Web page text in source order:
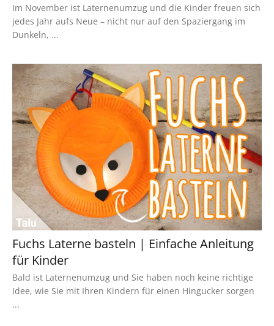
Im November ist Laternenumzug und die Kinder freuen sich
jedes Jahr aufs Neue – nicht nur auf den Spaziergang im
Dunkeln, ...
Fuchs Laterne basteln | Einfache Anleitung
für Kinder
Bald ist Laternenumzug und Sie haben noch keine richtige
Idee, wie Sie mit Ihren Kindern für einen Hingucker sorgen
...